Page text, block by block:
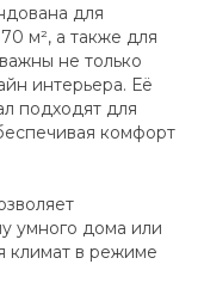
для
м², а также для
не только
интерьера. Её
подходят для
комфорт
умного дома или
климат в режиме